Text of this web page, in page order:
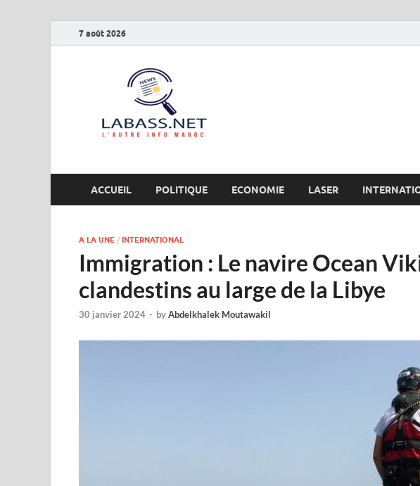
7 août 2026
ACCUEIL POLITIQUE ECONOMIE LASER
A LA UNE / INTERNATIONAL
Immigration : Le navire Ocean
clandestins au large de la Libye
30 janvier 2024 - byAbdelkhalek Moutawakil